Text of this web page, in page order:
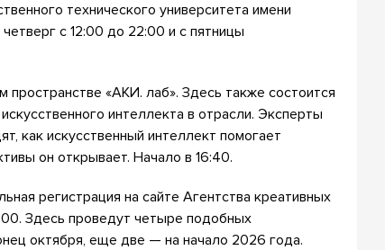
технического университета имени
с 12:00 до 22:00 и с пятницы
пространстве «АКИ. лаб». Здесь также состоится
интеллекта в отрасли. Эксперты
как искусственный интеллект помогает
он открывает. Начало в 16:40.
регистрация на сайте Агентства креативных
Здесь проведут четыре подобных
октября, еще две — на начало 2026 года.